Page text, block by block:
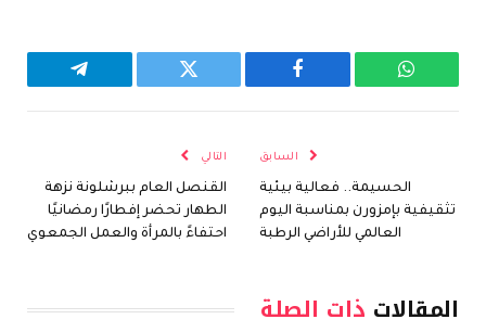
واتساب فيسبوك تويتر تيلقرام
السابق
الحسيمة.. فعالية بيئية
تثقيفية بإمزورن بمناسبة اليوم
العالمي للأراضي الرطبة
التالي
القنصل العام ببرشلونة نزهة
الطهار تحضر إفطارًا رمضانيًا
احتفاءً بالمرأة والعمل الجمعوي
المقالات ذات الصلة